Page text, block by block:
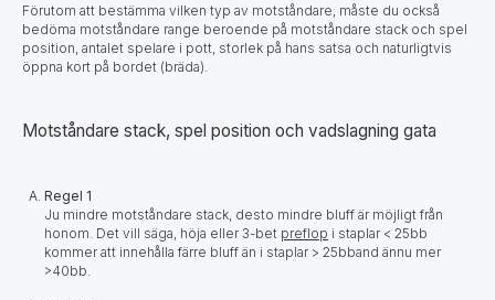
Förutom att bestämma vilken typ av motståndare, måste du också
bedöma motståndare range beroende på motståndare stack och spel
position, antalet spelare i pott, storlek på hans satsa och naturligtvis
öppna kort på bordet (bräda).
Motståndare stack, spel position och vadslagning gata
Regel 1
Ju mindre motståndare stack, desto mindre bluff är möjligt från
honom. Det vill säga, höja eller 3-bet preflop i staplar < 25bb
kommer att innehålla färre bluff än i staplar > 25bband ännu mer
>40bb.